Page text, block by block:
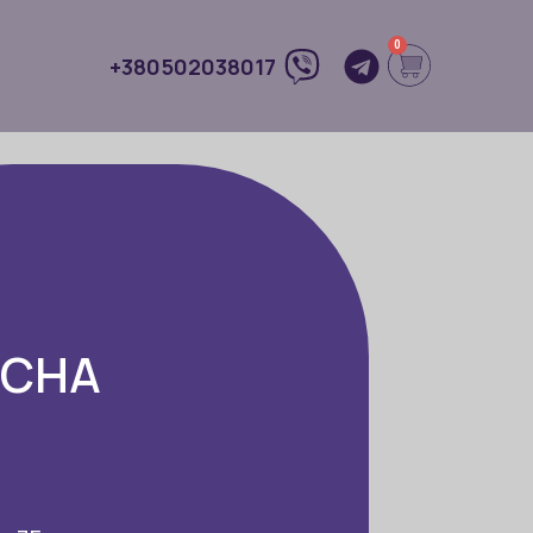
+380502038017
0